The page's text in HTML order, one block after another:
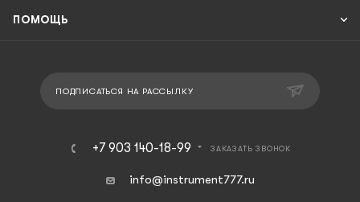
ПОМОЩЬ
ПОДПИСАТЬСЯ НА РАССЫЛКУ
+7 903 140-18-99 ЗАКАЗАТЬ ЗВОНОК
info@instrument777.ru